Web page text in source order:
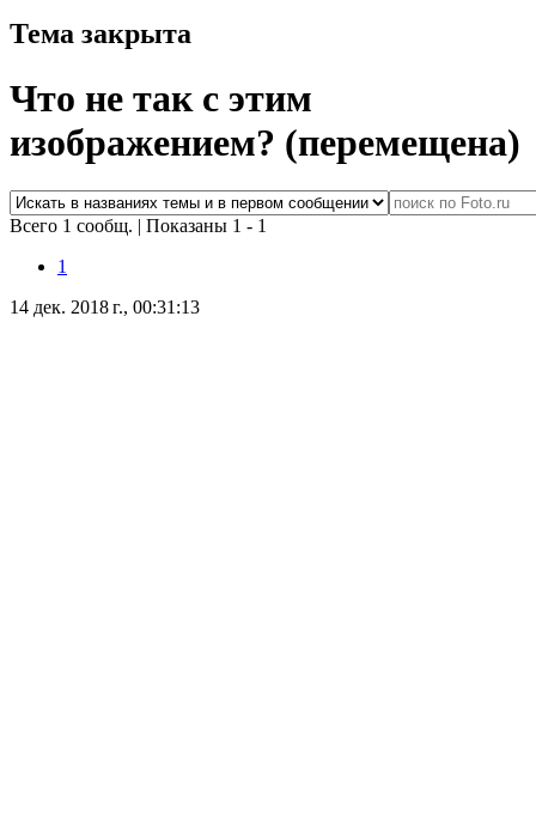
Тема закрыта
Что не так с этим
изображением? (перемещена)
Всего 1 сообщ. | Показаны 1 - 1
1
14 дек. 2018 г., 00:31:13